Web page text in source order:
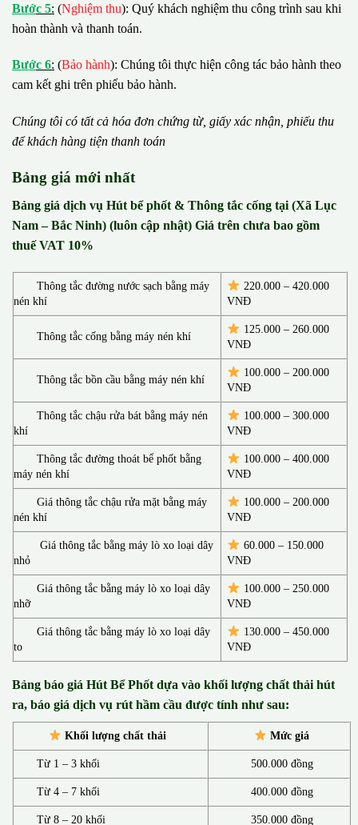
Bước 5: (Nghiệm thu): Quý khách nghiệm thu công trình sau khi
hoàn thành và thanh toán.
Bước 6: (Bảo hành): Chúng tôi thực hiện công tác bảo hành theo
cam kết ghi trên phiếu bảo hành.
Chúng tôi có tất cả hóa đơn chứng từ, giấy xác nhận, phiếu thu
đểkhách hàng tiện thanh toán
Bảng giá mới nhất
Bảng giá dịch vụ Hút bể phốt & Thông tắc cống tại (Xã Lục
Nam – Bắc Ninh) (luôn cập nhật) Giá trên chưa bao gồm
thuế VAT 10%
Thông tắc đường nước sạch bằng máy
nén khí
220.000 – 420.000
VNĐ
Thông tắc cống bằng máy nén khí
125.000 – 260.000
VNĐ
Thông tắc bồn cầu bằng máy nén khí
100.000 – 200.000
VNĐ
Thông tắc chậu rửa bát bằng máy nén
khí
100.000 – 300.000
VNĐ
Thông tắc đường thoát bể phốt bằng
máy nén khí
100.000 – 400.000
VNĐ
Giá thông tắc chậu rửa mặt bằng máy
nén khí
100.000 – 200.000
VNĐ
Giá thông tắc bằng máy lò xo loại dây
nhỏ
60.000 – 150.000
VNĐ
Giá thông tắc bằng máy lò xo loại dây
nhỡ
100.000 – 250.000
VNĐ
Giá thông tắc bằng máy lò xo loại dây
to
130.000 –450.000
VNĐ
Bảng báo giá Hút Bể Phốt dựa vào khối lượng chất thải hút
ra, báo giá dịch vụ rút hầm cầu được tính như sau:
Khối lượng chất thải Mức giá
Từ 1 – 3 khối 500.000 đồng
Từ 4 – 7 khối 400.000 đồng
Từ 8 – 20 khối 350.000 đồng